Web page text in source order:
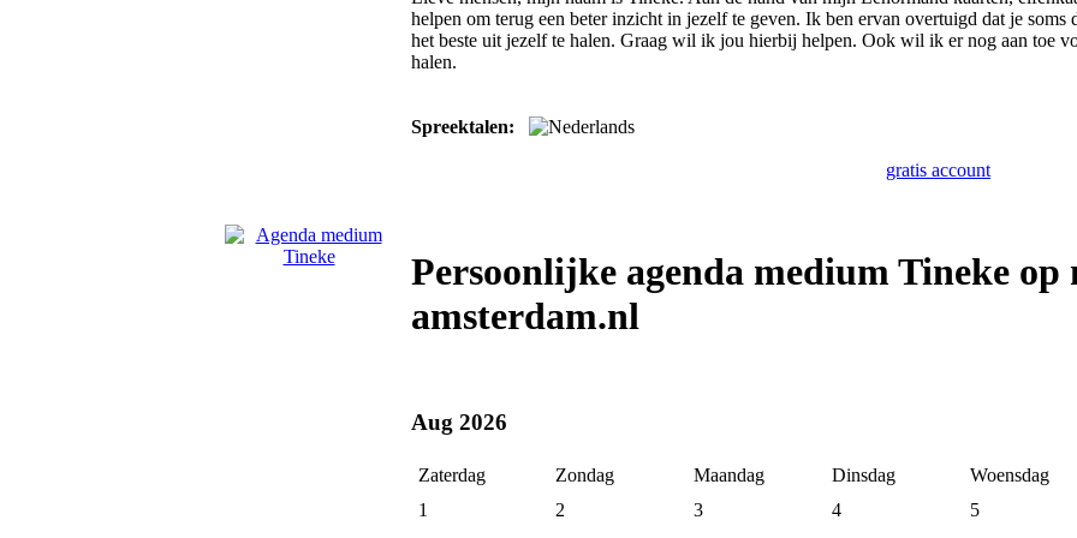
helpen om terug een beter inzicht in jezelf te geven. Ik ben ervan overtuigd dat je soms
het beste uit jezelf te halen. Graag wil ik jou hierbij helpen. Ook wil ik er nog aan toe
halen.
Spreektalen:
gratis account
Persoonlijke agenda medium Tineke op
amsterdam.nl
Aug 2026
Zaterdag Zondag Maandag Dinsdag
Woensdag
1
2 3 4
5